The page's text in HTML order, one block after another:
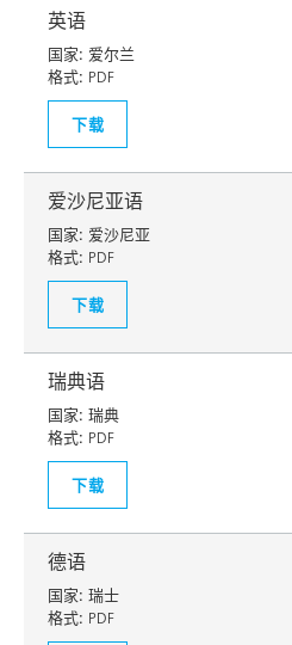
英语
国家: 爱尔兰
格式: PDF
下载
爱沙尼亚语
国家: 爱沙尼亚
格式: PDF
下载
瑞典语
国家: 瑞典
格式: PDF
下载
德语
国家: 瑞士
格式: PDF